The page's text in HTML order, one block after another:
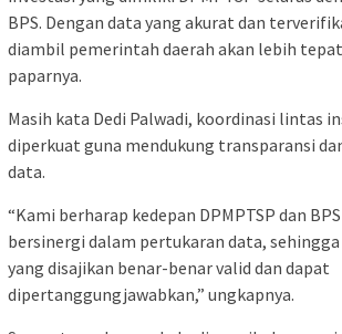
BPS. Dengan data yang akurat dan
diambil pemerintah daerah akan lebih tepat
paparnya.
Masih kata Dedi Palwadi, koordinasi lintas
diperkuat guna mendukung transparansi
data.
“Kami berharap kedepan DPMPTSP dan
bersinergi dalam pertukaran data,
yang disajikan benar-benar valid dan dapat
dipertanggungjawabkan,” ungkapnya.